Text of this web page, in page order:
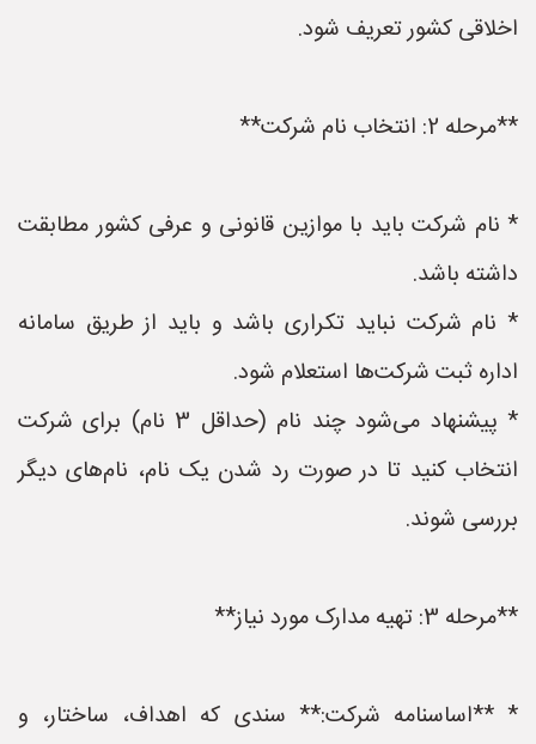
اخلاقی کشور تعریف شود.
**مرحله 2: انتخاب نام شرکت**
* نام شرکت باید با موازین قانونی و عرفی کشور مطابقت
داشته باشد.
* نام شرکت نباید تکراری باشد و باید از طریق سامانه
اداره ثبت شرکت‌ها استعلام شود.
* پیشنهاد می‌شود چند نام (حداقل 3 نام) برای شرکت
انتخاب کنید تا در صورت رد شدن یک نام، نام‌های دیگر
بررسی شوند.
**مرحله 3: تهیه مدارک مورد نیاز**
* **اساسنامه شرکت:** سندی که اهداف، ساختار، و